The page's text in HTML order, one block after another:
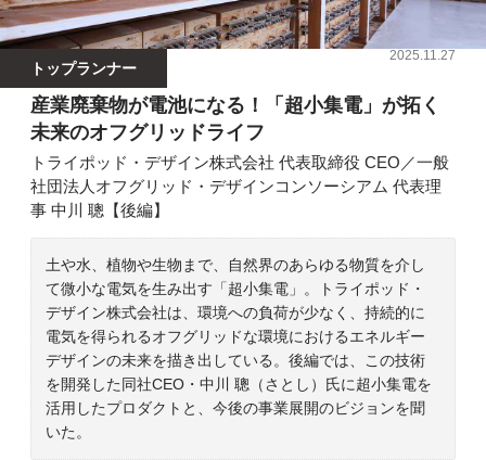
トップランナー
2025.11.27
産業廃棄物が電池になる！「超小集電」が拓く
未来のオフグリッドライフ
トライポッド・デザイン株式会社 代表取締役 CEO／一般
社団法人オフグリッド・デザインコンソーシアム 代表理
事 中川 聰【後編】
土や水、植物や生物まで、自然界のあらゆる物質を介し
て微小な電気を生み出す「超小集電」。トライポッド・
デザイン株式会社は、環境への負荷が少なく、持続的に
電気を得られるオフグリッドな環境におけるエネルギー
デザインの未来を描き出している。後編では、この技術
を開発した同社CEO・中川 聰（さとし）氏に超小集電を
活用したプロダクトと、今後の事業展開のビジョンを聞
いた。